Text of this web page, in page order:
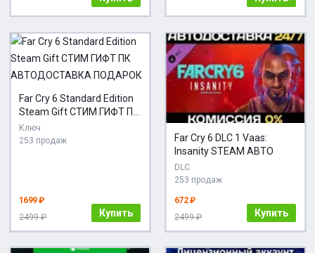
Far Cry 6 Standard Edition
Steam Gift СТИМ ГИФТ ПК
АВТОДОСТАВКА
ПОДАРОК
Ключ
253 продаж
1699 ₽
2499 ₽
Купить
Far Cry 6 DLC 1 Vaas:
Insanity STEAM АВТО
DLC
253 продаж
672 ₽
2499 ₽
Купить